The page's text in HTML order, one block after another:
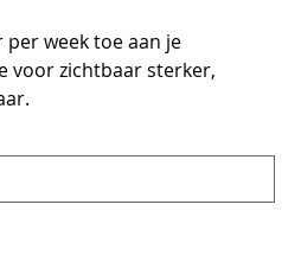
per week toe aan je
voor zichtbaar sterker,